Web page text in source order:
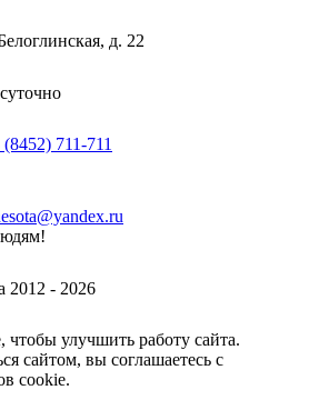
, д. 22
(8452) 711-711
- 2026
улучшить работу сайта.
сайтом, вы соглашаетесь с
cookie.